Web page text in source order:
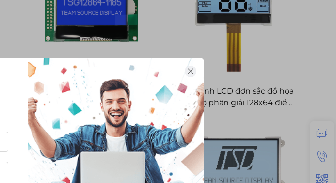
tSG12864-1185 Màn hình đồ
họa COG FSTN dương tính
12864 IC ST7565R 128x64
128*64 Màn hình đơn sắc
Màn hình LCD đơn sắc đồ họa
COG độ phân giải 128x64 điểm
12864 tùy chỉnh STN